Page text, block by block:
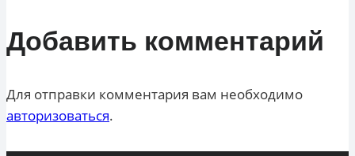
Добавить комментарий
Для отправки комментария вам необходимо
авторизоваться.